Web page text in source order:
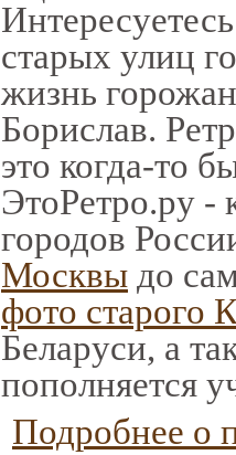
старых улиц
жизнь
Борислав.
это когда-то
ЭтоРетро.ру -
городов
Москвы до
фото старого
Беларуси, а
пополняется
Подробнее о